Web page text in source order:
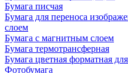
Бумага писчая
Бумага для переноса
слоем
Бумага с магнитным слоем
Бумага термотрансферная
Бумага цветная форматная
Фотобумага